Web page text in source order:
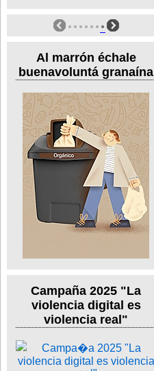
Al marrón échale
buenavoluntá granaína
Campaña 2025 "La
violencia digital es
violencia real"